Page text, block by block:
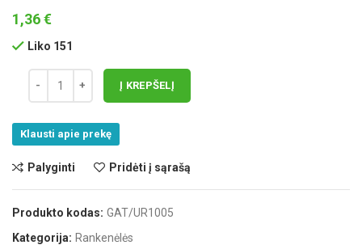
1,36€
Liko 151
Į KREPŠELĮ
Klausti apie prekę
Palyginti Pridėti į sąrašą
Produkto kodas: GAT/UR1005
Kategorija: Rankenėlės